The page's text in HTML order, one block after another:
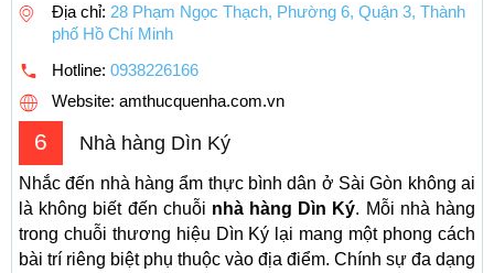
Địa chỉ: 28 Phạm Ngọc Thạch, Phường 6, Quận 3, Thành
phố Hồ Chí Minh
Hotline: 0938226166
Website: amthucquenha.com.vn
6 Nhà hàng Dìn Ký
Nhắc đến nhà hàng ẩm thực bình dân ở Sài Gòn không ai
là không biết đến chuỗi nhà hàng Dìn Ký. Mỗi nhà hàng
trong chuỗi thương hiệu Dìn Ký lại mang một phong cách
bài trí riêng biệt phụ thuộc vào địa điểm. Chính sự đa dạng